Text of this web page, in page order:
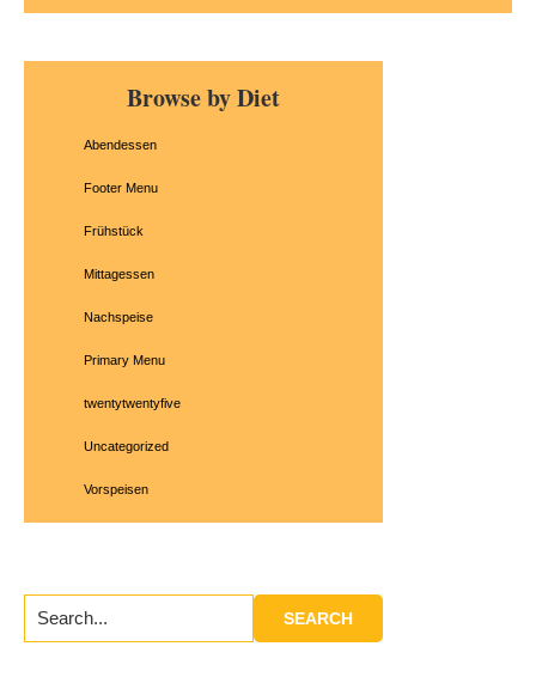
Primary
SidebarBrowse by Diet
Abendessen
Footer Menu
Frühstück
Mittagessen
Nachspeise
Primary Menu
twentytwentyfive
Uncategorized
Vorspeisen
Search...